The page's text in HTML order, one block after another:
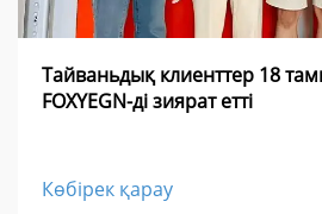
Тайваньдық клиенттер 18
FOXYEGN-ді зиярат етті
Көбірек қарау